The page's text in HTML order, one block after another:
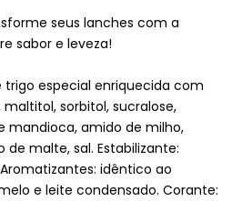
seus lanches com a
sabor e leveza!
trigo especial enriquecida com
sorbitol, sucralose,
mandioca, amido de milho,
malte, sal. Estabilizante:
idêntico ao
e leite condensado. Corante: